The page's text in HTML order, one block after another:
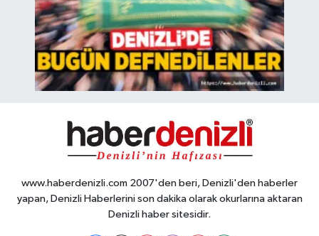
www.haberdenizli.com 2007'den beri, Denizli'den haberler
yapan, Denizli Haberlerini son dakika olarak okurlarına aktaran
Denizli haber sitesidir.